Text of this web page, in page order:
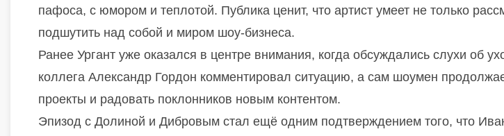
пафоса, с юмором и теплотой. Публика ценит, что артист умеет не только
подшутить над собой и миром шоу-бизнеса.
Ранее Ургант уже оказался в центре внимания, когда обсуждались слухи об
коллега Александр Гордон комментировал ситуацию, а сам шоумен
проекты и радовать поклонников новым контентом.
Эпизод с Долиной и Дибровым стал ещё одним подтверждением того, что